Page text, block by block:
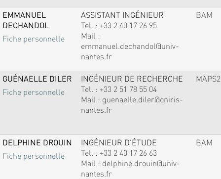
EMMANUEL
DECHANDOL
Fiche personnelle
ASSISTANT INGÉNIEUR
Tel. : +33 2 40 17 26 95
Mail :
emmanuel.dechandol@univ-
nantes.fr
BAM
GUÉNAELLE DILER
Fiche personnelle
INGÉNIEUR DE RECHERCHE
Tel. : +33 2 51 78 55 04
Mail : guenaelle.diler@oniris-
nantes.fr
MAPS2
DELPHINE DROUIN
Fiche personnelle
INGÉNIEUR D'ÉTUDE
Tel. : +33 2 40 17 26 63
Mail : delphine.drouin@univ-
nantes.fr
BAM